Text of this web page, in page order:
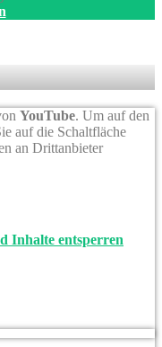
YouTube. Um auf den
auf die Schaltfläche
an Drittanbieter
Inhalte entsperren